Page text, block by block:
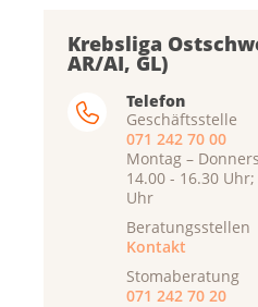
Krebsliga
AR/AI, GL)
Telefon
Geschäftsstelle
071 242 70 00
Montag –
14.00 - 16.30
Uhr
Beratungsstellen
Kontakt
Stomaberatung
071 242 70 20